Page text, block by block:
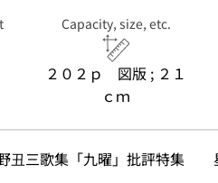
Capacity, size, etc.
２０２ｐ 図版 ; ２１
ｃｍ
丑三歌集「九曜」批評特集　